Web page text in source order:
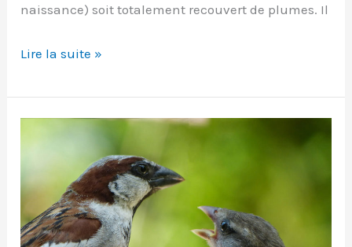
naissance) soit totalement recouvert de plumes. Il
Juvénile
Pullus?
Lire la suite »